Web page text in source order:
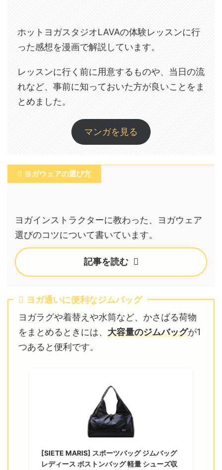
ホットヨガスタジオLAVAの体験レッスンに行
った感想を漫画で解説しています。
レッスンに行く前に用意するものや、当日の流
れなど、事前に知っておいた方が良いことをま
とめました。
マンガを見る
ヨガウェアの選び方
ヨガインストラクターに教わった、ヨガウェア
選びのコツについて書いています。
記事を読む
ヨガ通いに便利なジムバッグ
ヨガラグや着替えや水筒など、かさばる荷物
をまとめるときには、 大容量のジムバッグが1
つあると便利です。
[SIETE MARIS] スポーツバッグ ジムバッグ
レディース ボストンバッグ 軽量 シューズ収